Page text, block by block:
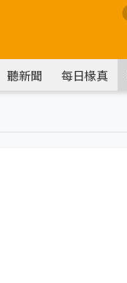
聽新聞 每日椽真